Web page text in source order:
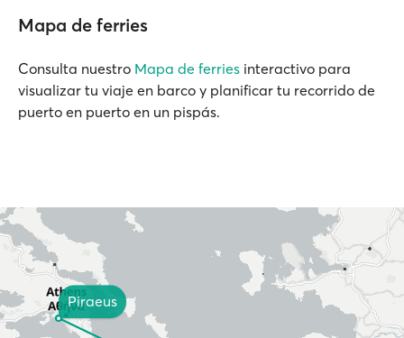
Mapa de ferries
Consulta nuestro Mapa de ferries interactivo para
visualizar tu viaje en barco y planificar tu recorrido de
puerto en puerto en un pispás.
Piraeus